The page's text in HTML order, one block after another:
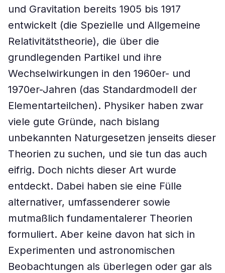
und Gravitation bereits 1905 bis 1917
entwickelt (die Spezielle und Allgemeine
Relativitätstheorie), die über die
grundlegenden Partikel und ihre
Wechselwirkungen in den 1960er- und
1970er-Jahren (das Standardmodell der
Elementarteilchen). Physiker haben zwar
viele gute Gründe, nach bislang
unbekannten Naturgesetzen jenseits dieser
Theorien zu suchen, und sie tun das auch
eifrig. Doch nichts dieser Art wurde
entdeckt. Dabei haben sie eine Fülle
alternativer, umfassenderer sowie
mutmaßlich fundamentalerer Theorien
formuliert. Aber keine davon hat sich in
Experimenten und astronomischen
Beobachtungen als überlegen oder gar als